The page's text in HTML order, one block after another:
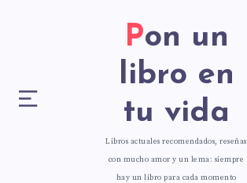
Pon un
libro en
tu vida
Libros actuales recomendados, reseñas
con mucho amor y un lema: siempre
hay un libro para cada momento